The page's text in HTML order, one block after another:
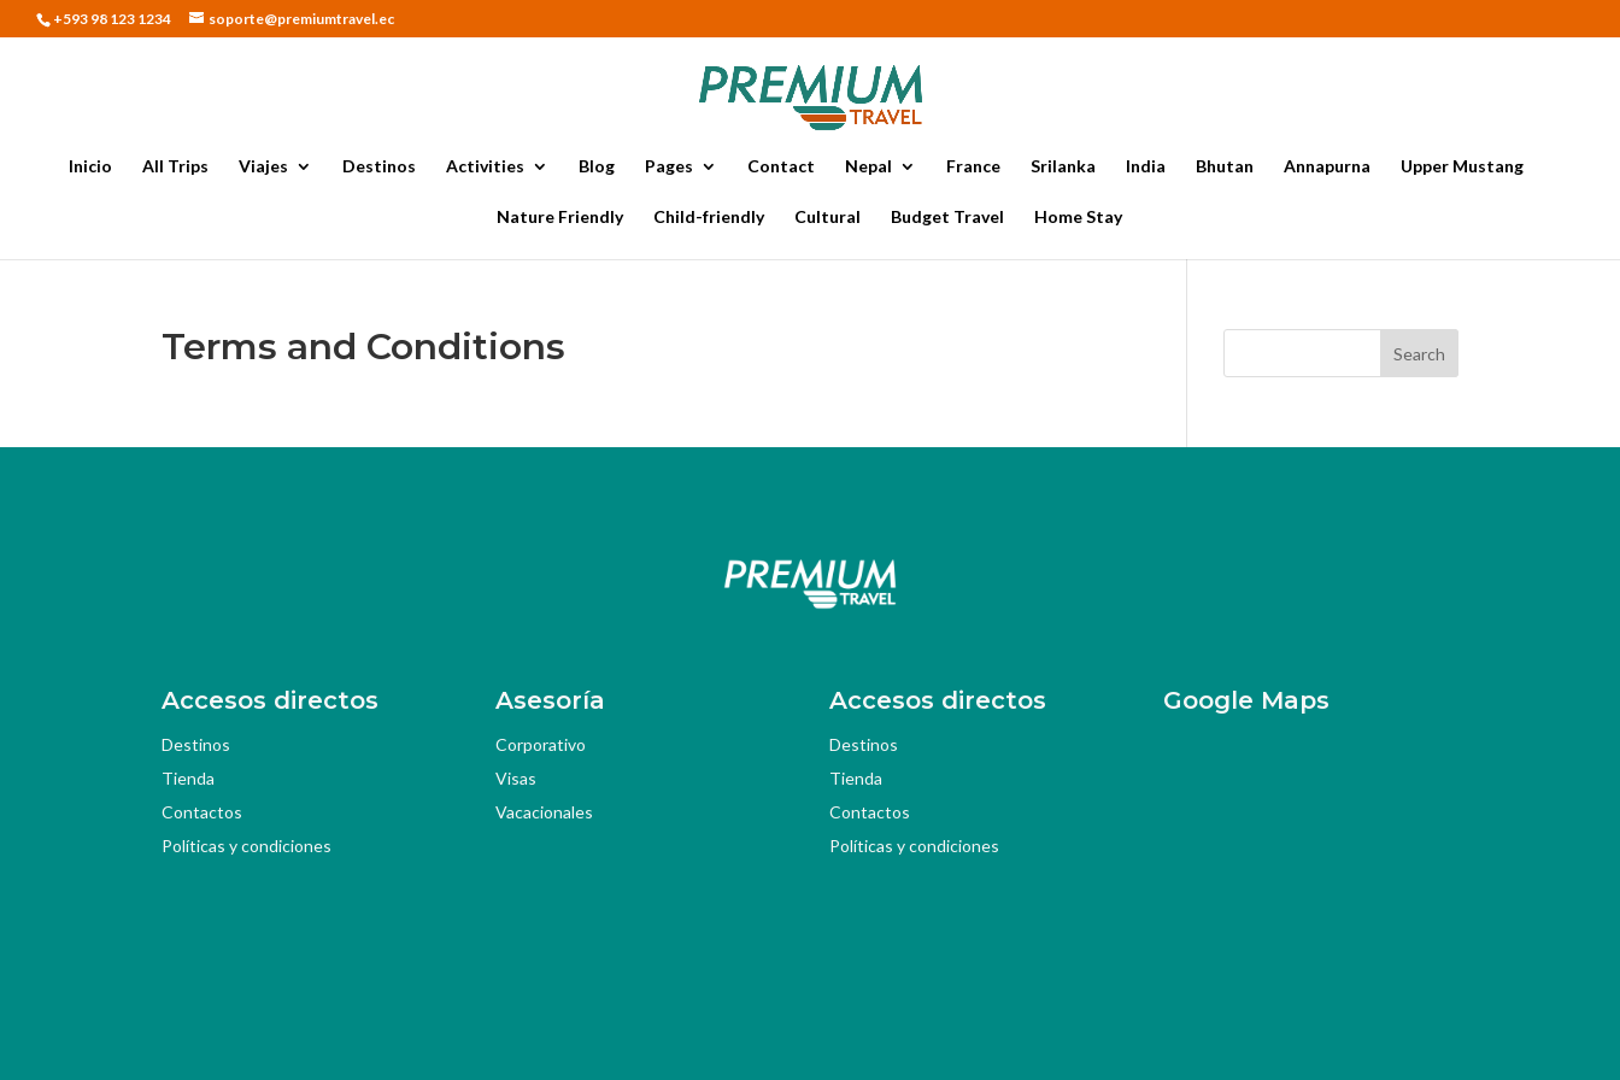
+593 98 123 1234 soporte@premiumtravel.ec
Inicio All Trips Viajes Destinos Activities Blog Pages Contact Nepal France Srilanka India Bhutan Annapurna Upper Mustang
Nature Friendly Child-friendly Cultural Budget Travel Home Stay
Terms and Conditions Search
Accesos directos
Destinos
Tienda
Contactos
Políticas y condiciones
Asesoría
Corporativo
Visas
Vacacionales
Accesos directos
Destinos
Tienda
Contactos
Políticas y condiciones
Google Maps